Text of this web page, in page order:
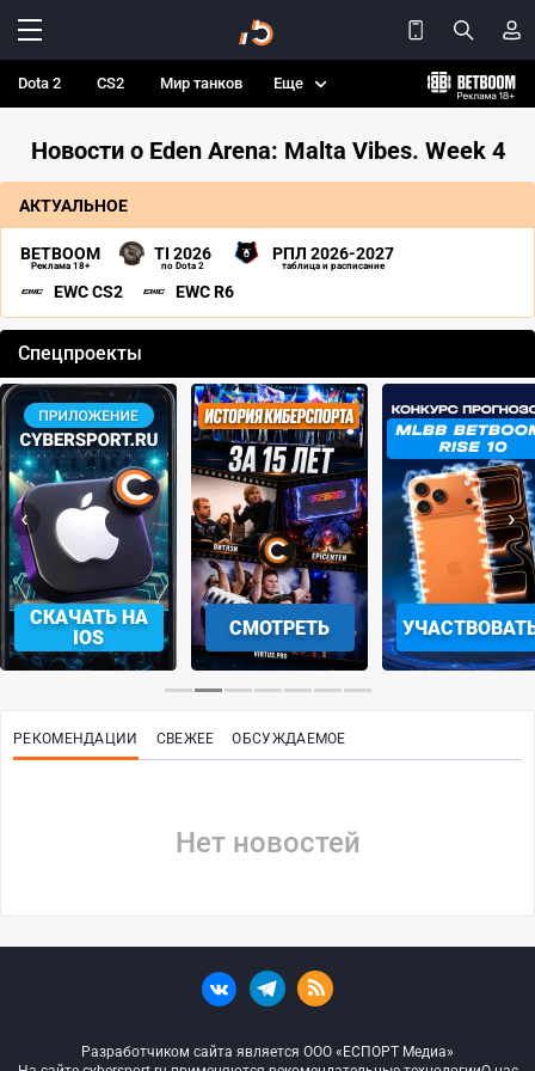
Dota 2 CS2 Мир танков Еще
Новости о Eden Arena: Malta Vibes. Week 4
АКТУАЛЬНОЕ
BETBOOM
Реклама 18+
TI 2026
по Dota 2
РПЛ 2026-2027
таблица и расписание
EWC CS2 EWC R6
Спецпроекты
СКАЧАТЬ НА
IOS
СМОТРЕТЬ
‹ ›
РЕКОМЕНДАЦИИ СВЕЖЕЕ ОБСУЖДАЕМОЕ
Нет новостей
Разработчиком сайта является ООО «ЕСПОРТ Медиа»